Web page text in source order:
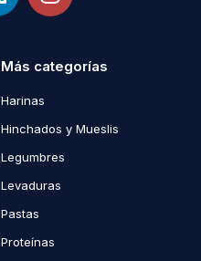
Más categorías
Harinas
Hinchados y Mueslis
Legumbres
Levaduras
Pastas
Proteínas